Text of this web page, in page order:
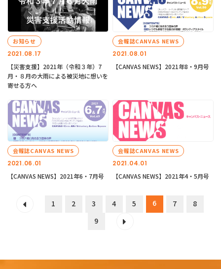
2021.08.17
お知らせ
【災害支援】2021年（令和３年）7
月・８月の大雨による被災地に想いを
寄せる方へ
2021.08.01
会報誌CANVAS NEWS
【CANVAS NEWS】2021年8・9月号
2021.06.01
会報誌CANVAS NEWS
【CANVAS NEWS】2021年6・7月号
2021.04.01
会報誌CANVAS NEWS
【CANVAS NEWS】2021年4・5月号
1 2 3 4 5 6 7
8
9